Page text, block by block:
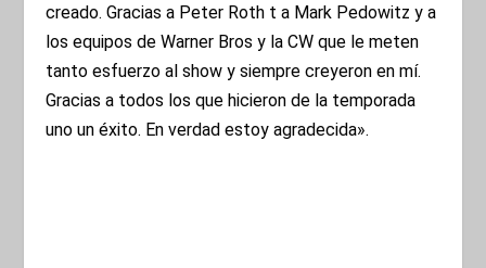
creado. Gracias a Peter Roth t a Mark Pedowitz y a
los equipos de Warner Bros y la CW que le meten
tanto esfuerzo al show y siempre creyeron en mí.
Gracias a todos los que hicieron de la temporada
uno un éxito. En verdad estoy agradecida».